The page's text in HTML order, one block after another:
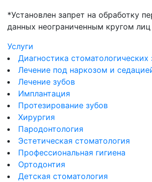
*Установлен запрет на обработку
данных неограниченным кругом лиц
Услуги
Диагностика стоматологических
Лечение под наркозом и
Лечение зубов
Имплантация
Протезирование зубов
Хирургия
Пародонтология
Эстетическая стоматология
Профессиональная гигиена
Ортодонтия
Детская стоматология